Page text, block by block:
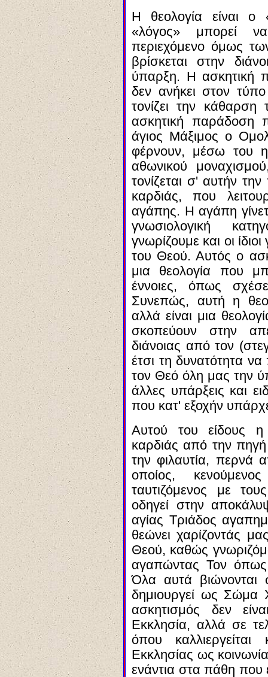
Η θεολογία είναι
«λόγος» μπορεί
περιεχόμενο όμως
βρίσκεται στην
ύπαρξη. Η ασκητική
δεν ανήκει στον
τονίζει την
ασκητική παράδοση
άγιος Μάξιμος ο
φέρνουν, μέσω του
αθωνικού
τονίζεται σ' αυτήν
καρδιάς, που
αγάπης. Η αγάπη
γνωσιολογική
γνωρίζουμε και οι
του Θεού. Αυτός ο
μια θεολογία που
έννοιες, όπως
Συνεπώς, αυτή η
αλλά είναι μια
σκοπεύουν στην
διάνοιας από τον
έτσι τη δυνατότητα
τον Θεό όλη μας την
άλλες υπάρξεις και
που κατ' εξοχήν
Αυτού του είδους
καρδιάς από την
την φιλαυτία, περνά
οποίος,
ταυτιζόμενος με
οδηγεί στην
αγίας Τριάδος
θεώνει χαρίζοντάς
Θεού, καθώς
αγαπώντας Τον
Όλα αυτά βιώνονται
δημιουργεί ως Σώμα
ασκητισμός δεν
Εκκλησία, αλλά σε
όπου
Εκκλησίας ως
ενάντια στα πάθη που